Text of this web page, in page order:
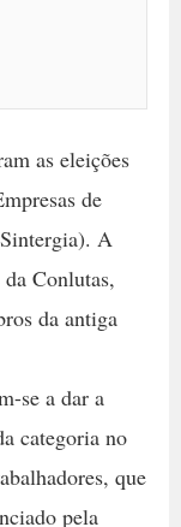
as eleições
de
A
Conlutas,
da antiga
se a dar a
categoria no
que
pela